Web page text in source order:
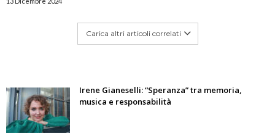
Carica altri articoli correlati
Irene Gianeselli: “Speranza” tra memoria,
musica e responsabilità